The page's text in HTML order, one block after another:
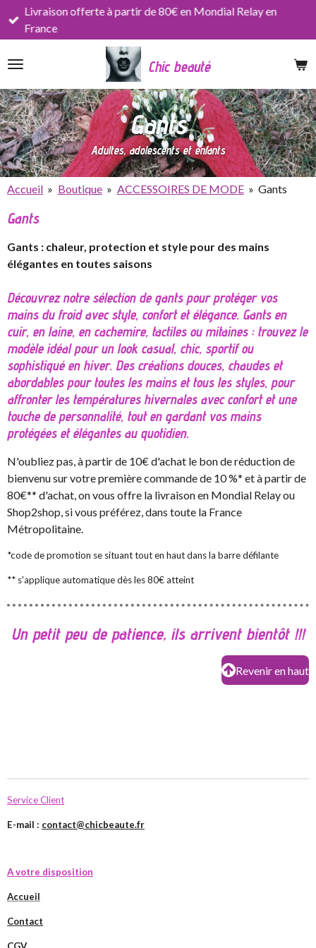
Passer
principal
Chic beauté
Livraison offerte à partir de 80€ en Mondial Relay en
France
Gants
Adultes, adolescents et enfants
Accueil » Boutique » ACCESSOIRES DE MODE » Gants
Gants
Gants : chaleur, protection et style pour des mains
élégantes en toutes saisons
Découvrez notre sélection de gants pour protéger vos
mains du froid avec style, confort et élégance. Gants en
cuir, en laine, en cachemire, tactiles ou mitaines : trouvez le
modèle idéal pour un look casual, chic, sportif ou
sophistiqué en hiver. Des créations douces, chaudes et
abordables pour toutes les mains et tous les styles, pour
affronter les températures hivernales avec confort et une
touche de personnalité, tout en gardant vos mains
protégées et élégantes au quotidien.
N'oubliez pas, à partir de 10€ d'achat le bon de réduction de
bienvenu sur votre première commande de 10 %* et à partir de
80€** d'achat, on vous offre la livraison en Mondial Relay ou
Shop2shop, si vous préférez, dans toute la France
Métropolitaine.
*code de promotion se situant tout en haut dans la barre défilante
** s'applique automatique dès les 80€ atteint
Un petit peu de patience, ils arrivent bientôt !!!
Revenir en haut
Service Client
E-mail : contact@chicbeaute.fr
A votre disposition
Accueil
Contact